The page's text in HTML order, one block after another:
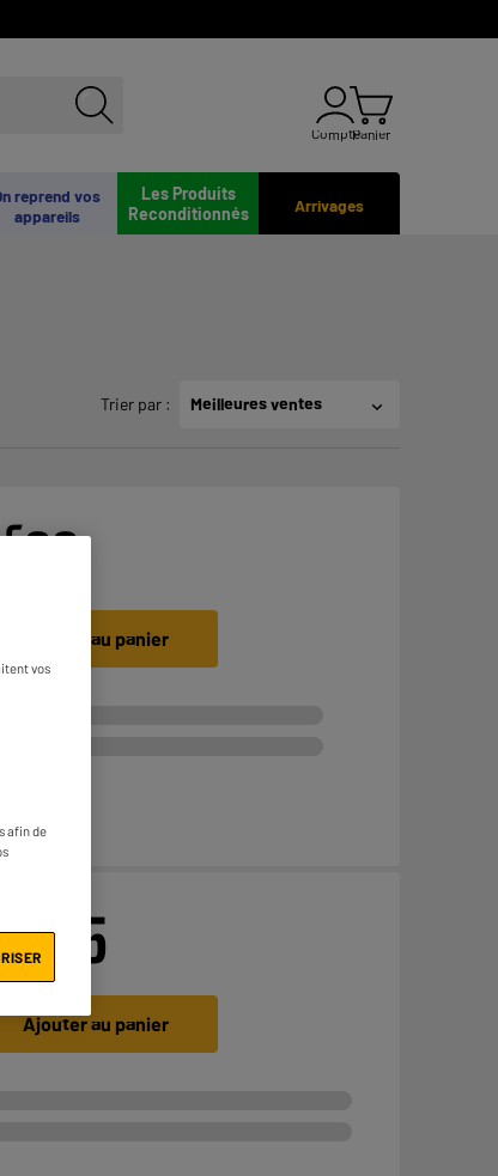
ComptePanier
Arrivages
Les Produits
Reconditionnés
reprend vos
appareils
Trier par : Meilleures ventes
€99
Ajouter au panier
€95
Ajouter au panier
vos
afin de